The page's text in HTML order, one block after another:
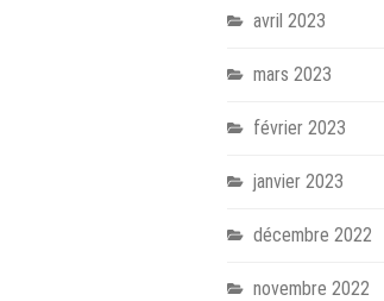
avril 2023
mars 2023
février 2023
janvier 2023
décembre 2022
novembre 2022